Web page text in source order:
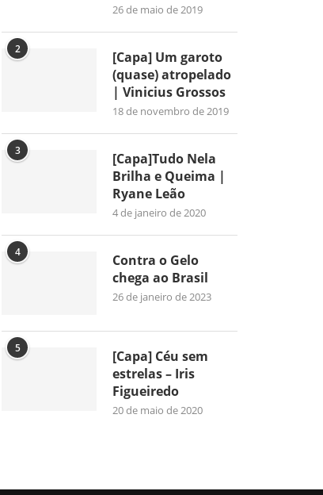
26 de maio de 2019
2
[Capa] Um garoto
(quase) atropelado
| Vinicius Grossos
18 de novembro de 2019
3
[Capa]Tudo Nela
Brilha e Queima |
Ryane Leão
4 de janeiro de 2020
4
Contra o Gelo
chega ao Brasil
26 de janeiro de 2023
5
[Capa] Céu sem
estrelas – Iris
Figueiredo
20 de maio de 2020